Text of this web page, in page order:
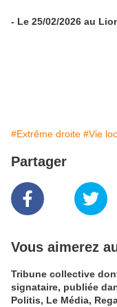
- Le 25/02/2026 au
#Extrême droite #Vie
Partager
Vous aimerez
Tribune collective
signataire, publiée
Politis, Le Média,